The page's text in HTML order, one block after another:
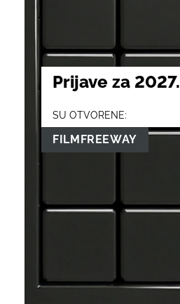
Prijave za 2027.
SU OTVORENE:
FILMFREEWAY